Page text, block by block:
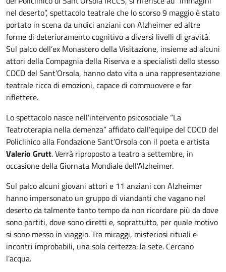
nel deserto”, spettacolo teatrale che lo scorso 9 maggio è stato
portato in scena da undici anziani con Alzheimer ed altre
forme di deterioramento cognitivo a diversi livelli di gravità.
Sul palco dell’ex Monastero della Visitazione, insieme ad alcuni
attori della Compagnia della Riserva e a specialisti dello stesso
CDCD del Sant’Orsola, hanno dato vita a una rappresentazione
teatrale ricca di emozioni, capace di commuovere e far
riflettere.
Lo spettacolo nasce nell’intervento psicosociale “La
Teatroterapia nella demenza” affidato dall’equipe del CDCD del
Policlinico alla Fondazione Sant’Orsola con il poeta e artista
Valerio Grutt. Verrà riproposto a teatro a settembre, in
occasione della Giornata Mondiale dell’Alzheimer.
Sul palco alcuni giovani attori e 11 anziani con Alzheimer
hanno impersonato un gruppo di viandanti che vagano nel
deserto da talmente tanto tempo da non ricordare più da dove
sono partiti, dove sono diretti e, soprattutto, per quale motivo
si sono messo in viaggio. Tra miraggi, misteriosi rituali e
incontri improbabili, una sola certezza: la sete. Cercano
l’acqua.